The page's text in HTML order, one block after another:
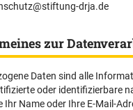
drja.de
zur
Daten sind alle
oder identifizierbare
Ihr Name oder Ihre E-Mail-